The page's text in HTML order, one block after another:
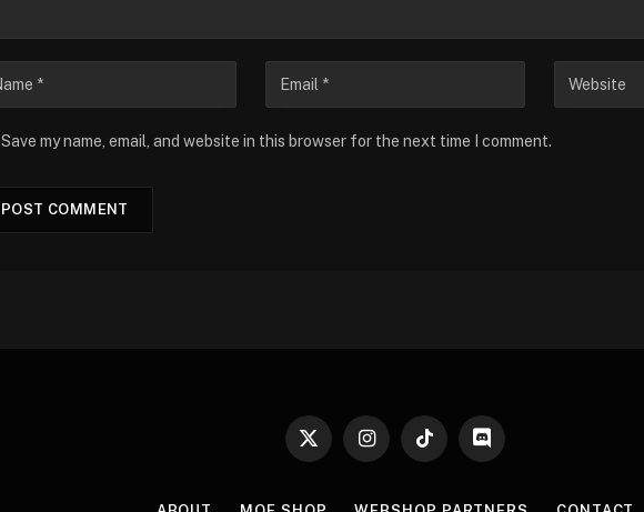
Save my name, email, and website in this browser for the next time I comment.
X
InstagramTikTok Discord